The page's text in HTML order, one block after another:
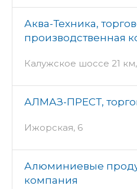
Аква-Техника,
производственная
Калужское шоссе 21
АЛМАЗ-ПРЕСТ,
Ижорская, 6
Алюминиевые
компания